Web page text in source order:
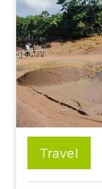
Travel